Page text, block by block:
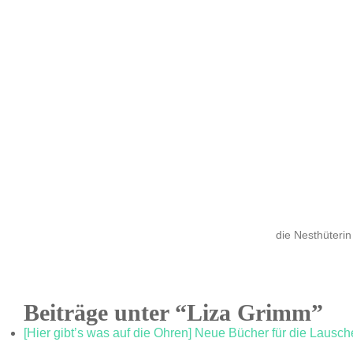
die Nesthüterin
Beiträge unter “Liza Grimm”
[Hier gibt’s was auf die Ohren] Neue Bücher für die